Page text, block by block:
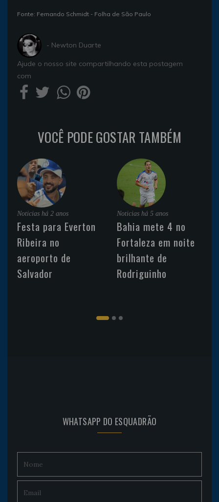
Fonte: Fernando Schmidt - Folha de São Paulo
- Newton Duarte
Ajude o nosso site compartilhando esta postagem
com
VOCÊ PODE GOSTAR TAMBÉM
Noticias há 2 anos
Festa para Everton
Ribeira no
aeroporto de
Salvador
Noticias há 5 anos
Bahia mete 4 no
Fortaleza em noite
brilhante de
Rodriguinho
WHATSAPP DO ESQUADRÃO